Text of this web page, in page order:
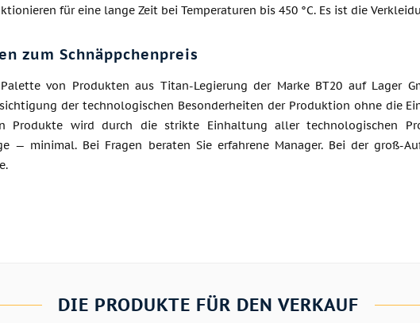
für eine lange Zeit bei Temperaturen bis 450 °C. Es ist die
zum Schnäppchenpreis
von Produkten aus Titan-Legierung der Marke ВТ20 auf Lager
der technologischen Besonderheiten der Produktion ohne die
Produkte wird durch die strikte Einhaltung aller technologischen
— minimal. Bei Fragen beraten Sie erfahrene Manager. Bei der groß-
DIE PRODUKTE FÜR DEN VERKAUF